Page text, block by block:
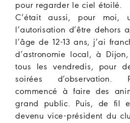
pour regarder le ciel étoilé.
C’était aussi, pour moi,
l’autorisation d’être dehors
l’âge de 12-13 ans, j’ai
d’astronomie local, à
tous les vendredis, pour
soirées d’observation.
commencé à faire des
grand public. Puis, de fil
devenu vice-président du